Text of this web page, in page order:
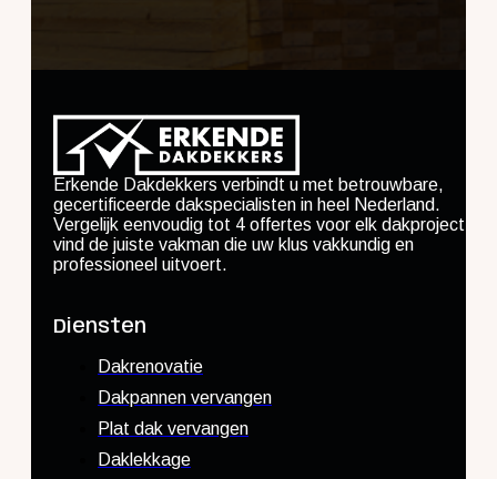
Erkende Dakdekkers verbindt u met betrouwbare,
gecertificeerde dakspecialisten in heel Nederland.
Vergelijk eenvoudig tot 4 offertes voor elk dakproject en
vind de juiste vakman die uw klus vakkundig en
professioneel uitvoert.
Diensten
Dakrenovatie
Dakpannen vervangen
Plat dak vervangen
Daklekkage